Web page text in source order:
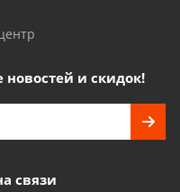
и скидок!
связи